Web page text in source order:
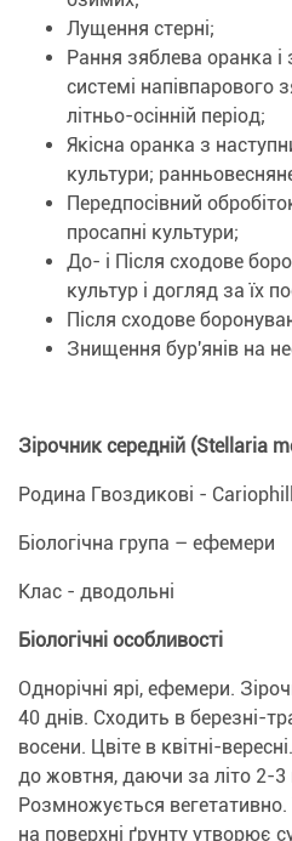
Лущення стерні;
Рання зяблева оранка
системі напівпарового
літньо-осінній період;
Якісна оранка з
культури;
Передпосівний
просапні культури;
До- і Після сходове
культур і догляд за їх
Після сходове
Знищення бур'янів на
Зірочник середній (Stellaria
Родина Гвоздикові -
Біологічна група – ефемери
Клас - дводольні
Біологічні особливості
Однорічні ярі, ефемери.
40 днів. Сходить в березні-
восени. Цвіте в квітні-
до жовтня, даючи за літо 2-3
Розмножується вегетативно.
на поверхні ґрунту утворює